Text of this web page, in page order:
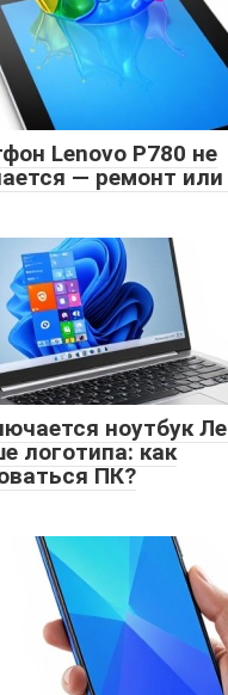
Lenovo P780 не
— ремонт или
ноутбук
логотипа: как
ПК?